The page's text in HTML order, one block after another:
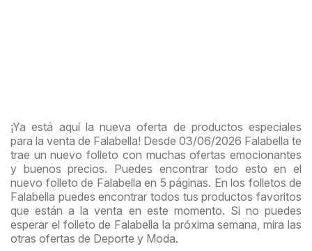
¡Ya está aquí la nueva oferta de productos especiales
para la venta de Falabella! Desde 03/06/2026 Falabella te
trae un nuevo folleto con muchas ofertas emocionantes
y buenos precios. Puedes encontrar todo esto en el
nuevo folleto de Falabella en 5 páginas. En los folletos de
Falabella puedes encontrar todos tus productos favoritos
que están a la venta en este momento. Si no puedes
esperar el folleto de Falabella la próxima semana, mira las
otras ofertas de Deporte y Moda.